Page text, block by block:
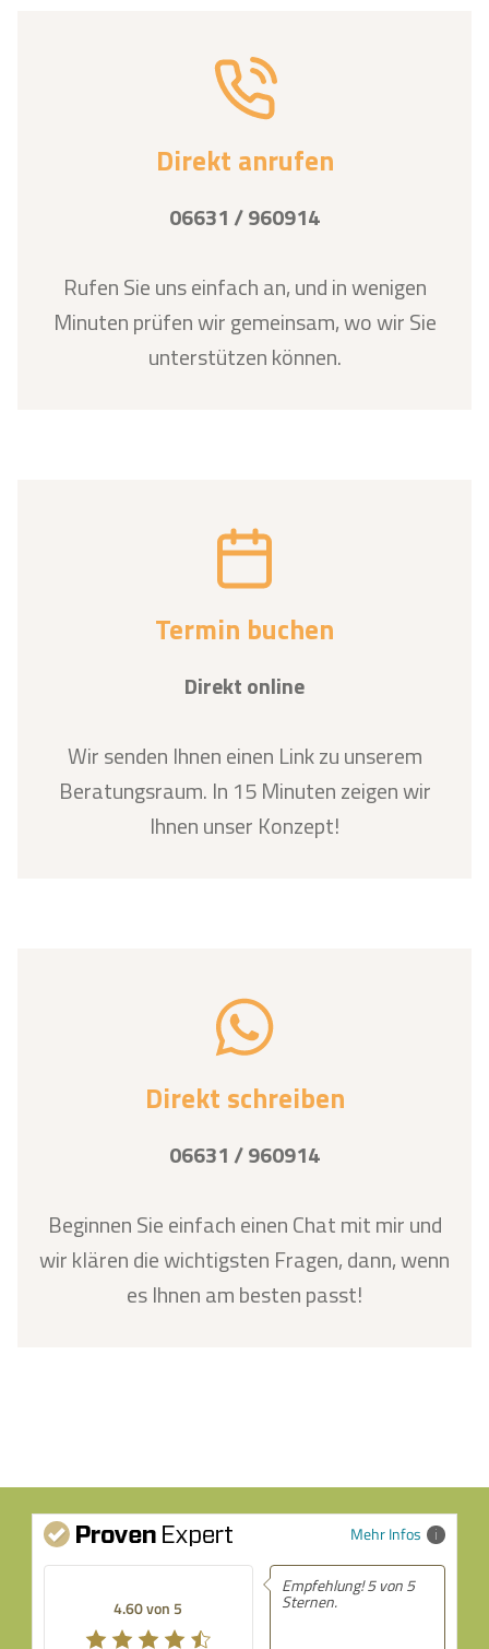
Direkt anrufen
06631 / 960914
Rufen Sie uns einfach an, und in wenigen
Minuten prüfen wir gemeinsam, wo wir Sie
unterstützen können.
Termin buchen
Direkt online
Wir senden Ihnen einen Link zu unserem
Beratungsraum. In 15 Minuten zeigen wir
Ihnen unser Konzept!
Direkt schreiben
06631 / 960914
Beginnen Sie einfach einen Chat mit mir und
wir klären die wichtigsten Fragen, dann, wenn
es Ihnen am besten passt!
Mehr Infos
4.60 von 5
Empfehlung! 5 von 5
Sternen.